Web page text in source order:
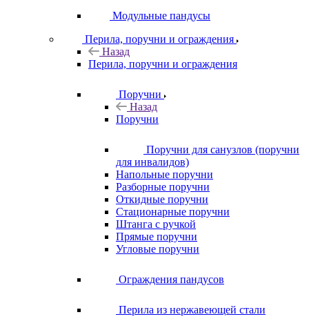
Модульные пандусы
Перила, поручни и ограждения
Назад
Перила, поручни и ограждения
Поручни
Назад
Поручни
Поручни для санузлов (поручни
для инвалидов)
Напольные поручни
Разборные поручни
Откидные поручни
Стационарные поручни
Штанга с ручкой
Прямые поручни
Угловые поручни
Ограждения пандусов
Перила из нержавеющей стали